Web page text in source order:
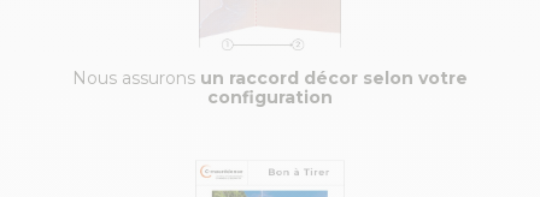
Nous assurons un raccord décor selon votre
configuration